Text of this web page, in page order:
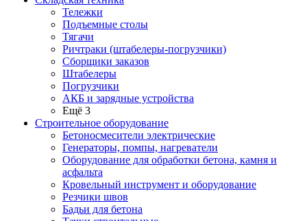
Тележки
Подъемные столы
Тягачи
Ричтраки (штабелеры-погрузчики)
Сборщики заказов
Штабелеры
Погрузчики
АКБ и зарядные устройства
Ещё 3
Строительное оборудование
Бетоносмесители электрические
Генераторы, помпы, нагреватели
Оборудование для обработки бетона, камня и
асфальта
Кровельный инструмент и оборудование
Резчики швов
Бадьи для бетона